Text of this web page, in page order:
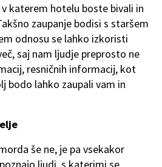
katerem hotelu boste bivali in
zaupanje bodisi s staršem
odnosu se lahko izkoristi
saj nam ljudje preprosto ne
resničnih informacij, kot
bodo lahko zaupali vam in
še ne, je pa vsekakor
ljudi, s katerimi se